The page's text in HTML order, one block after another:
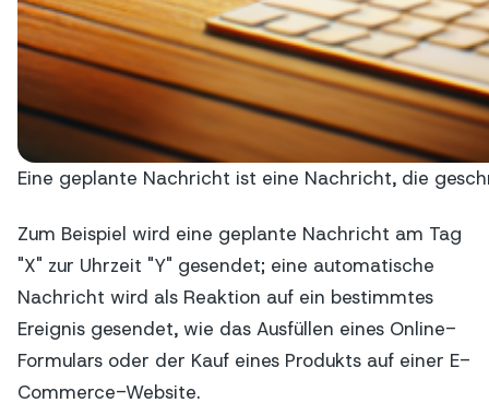
Eine geplante Nachricht ist eine Nachricht, die
Zum Beispiel wird eine geplante Nachricht am Tag
"X" zur Uhrzeit "Y" gesendet; eine automatische
Nachricht wird als Reaktion auf ein bestimmtes
Ereignis gesendet, wie das Ausfüllen eines Online-
Formulars oder der Kauf eines Produkts auf einer E-
Commerce-Website.